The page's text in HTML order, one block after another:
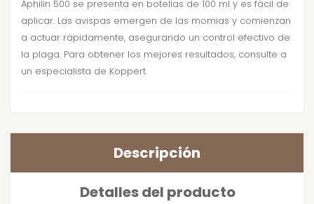
Aphilin 500 se presenta en botellas de 100 ml y es fácil de
aplicar. Las avispas emergen de las momias y comienzan
a actuar rápidamente, asegurando un control efectivo de
la plaga. Para obtener los mejores resultados, consulte a
un especialista de Koppert.
Descripción
Detalles del producto